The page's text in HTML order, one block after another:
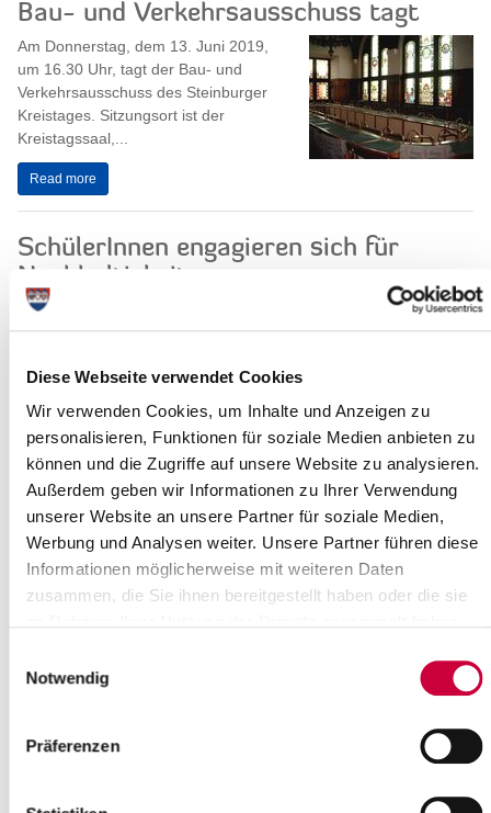
Diese Webseite verwendet Cookies
Wir verwenden Cookies, um Inhalte und Anzeigen zu
personalisieren, Funktionen für soziale Medien anbieten zu
können und die Zugriffe auf unsere Website zu analysieren.
Außerdem geben wir Informationen zu Ihrer Verwendung
unserer Website an unsere Partner für soziale Medien,
Werbung und Analysen weiter. Unsere Partner führen diese
Informationen möglicherweise mit weiteren Daten
zusammen, die Sie ihnen bereitgestellt haben oder die sie
Notwendig
Präferenzen
Bau- und Verkehrsausschuss tagt
Am Donnerstag, dem 13. Juni 2019,
um 16.30 Uhr, tagt der Bau- und
Verkehrsausschuss des Steinburger
Kreistages. Sitzungsort ist der
Kreistagssaal,...
Read more
SchülerInnen engagieren sich für
Nachhaltigkeit
SchülerInnen und das Thema
Klimaschutz – da denkt wohl jeder
Engagement Itzehoer SchülerInnen
geht jedoch weit...
Read more
Ausschuss für Finanzen tagt
Am Dienstag, dem 18. Juni 2019, um
17.30 Uhr, findet eine Sitzung des
Ausschusses für Finanzen des
Read more
Ausschuss für Soziales, Familie,
Inklusion tagt